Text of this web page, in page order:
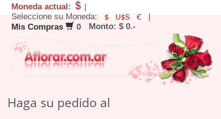
Moneda actual:
|
Seleccione su Moneda:
|
Mis Compras
0 Monto: $ 0.-
Haga su pedido al